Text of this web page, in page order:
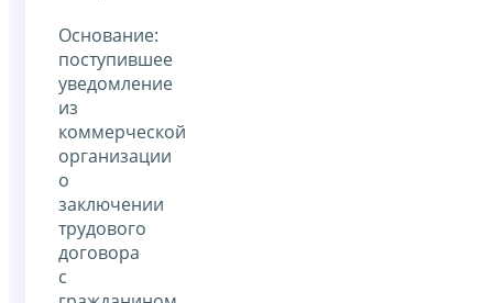
Основание:
поступившее
уведомление
из
коммерческой
организации
о
заключении
трудового
договора
с